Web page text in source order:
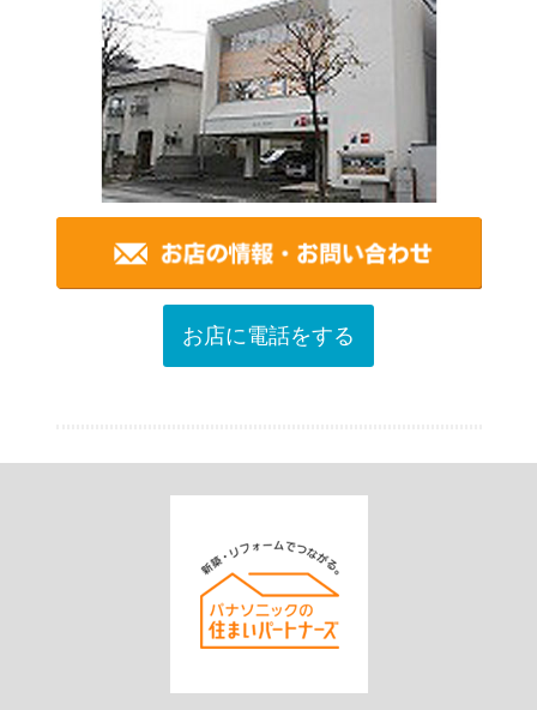
お店に電話をする